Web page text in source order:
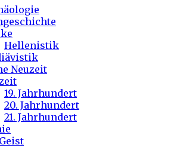
Hellenistik
Neuzeit
19. Jahrhundert
20. Jahrhundert
21. Jahrhundert